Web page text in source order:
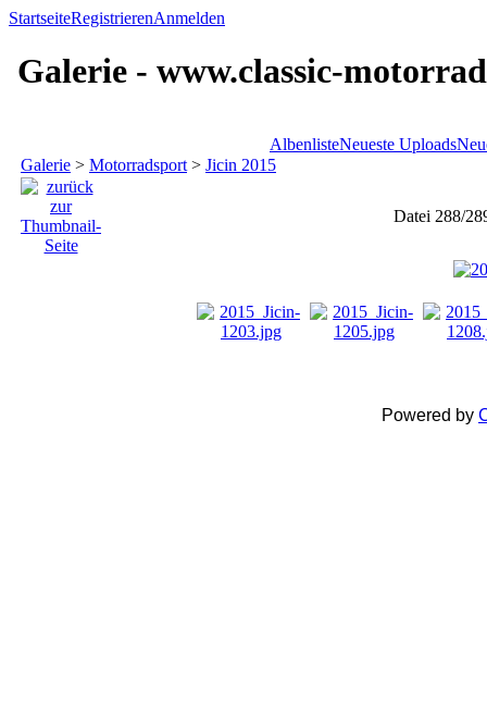
StartseiteRegistrierenAnmelden
Galerie - www.classic-
AlbenlisteNeueste Uploads
Galerie > Motorradsport > Jicin 2015
Datei 288/
Powered by